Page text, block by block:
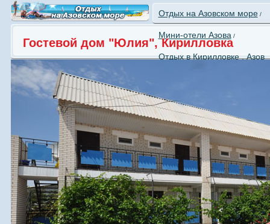
Отдых на Азовском море/
Мини-отели Азова /
Отдых в Кирилловке , Азов
Гостевой дом "Юлия", Кирилловка